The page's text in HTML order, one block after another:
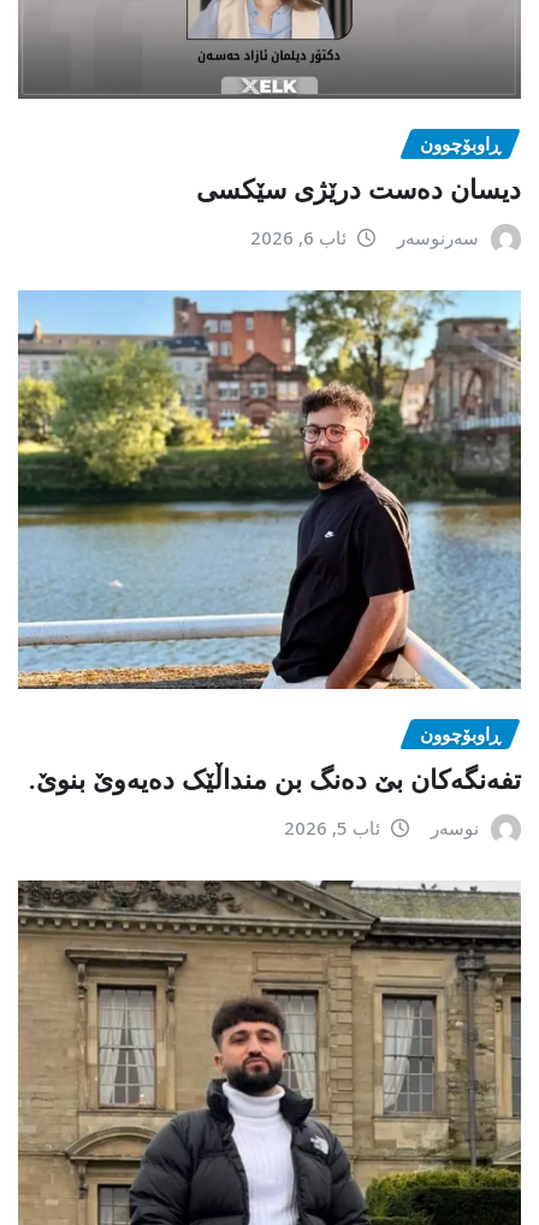
ڕاوبۆچوون
دیسان دەست درێژی سێکسی
سەرنوسەر ئاب 6, 2026
ڕاوبۆچوون
تفەنگەکان بێ دەنگ بن منداڵێک دەیەوێ بنوێ.
نوسەر ئاب 5, 2026